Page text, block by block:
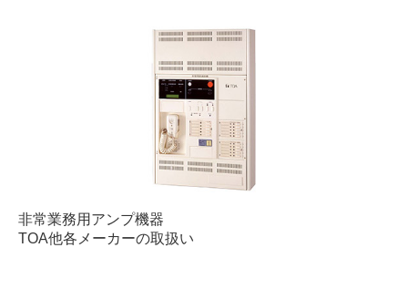
非常業務用アンプ機器
TOA他各メーカーの取扱い